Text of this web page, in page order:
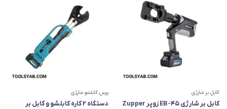
کابل بر شارژی
کابل بر شارژی EB-45 زوپر Zupper
پرس کابلشو شارژی
دستگاه ۲ کاره کابلشو و کابل بر